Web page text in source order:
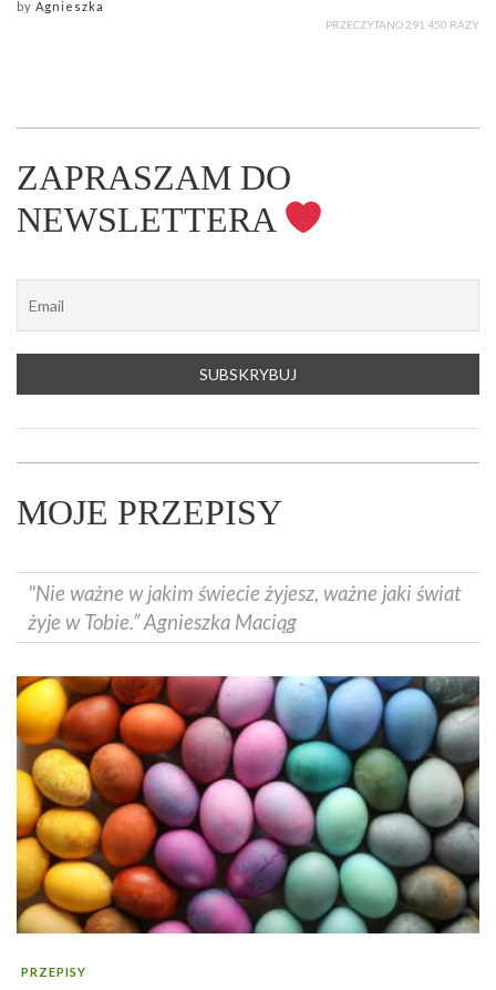
by Agnieszka
PRZECZYTANO 291 450 RAZY
ZAPRASZAM DO
NEWSLETTERA
MOJE PRZEPISY
"Nie ważne w jakim świecie żyjesz, ważne jaki świat
żyje w Tobie.” Agnieszka Maciąg
PRZEPISY